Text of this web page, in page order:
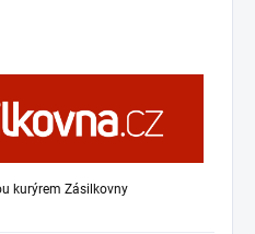
kurýrem Zásilkovny